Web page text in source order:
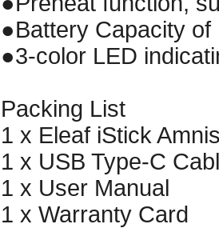
●Battery Capacity of
●3-color LED
Packing List
1 x Eleaf iStick
1 x USB Type-C
1 x User Manual
1 x Warranty Card